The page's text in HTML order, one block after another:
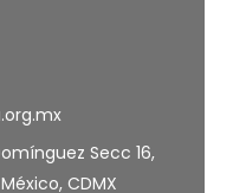
fibrilación auricular...
Secc 16,
CDMX